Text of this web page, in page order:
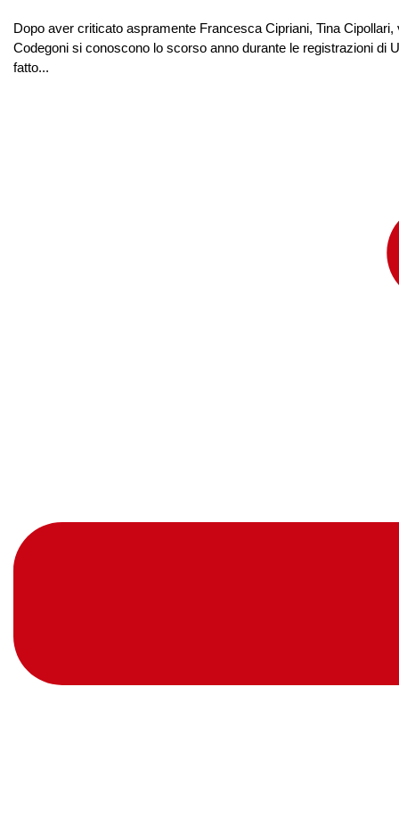
Dopo aver criticato aspramente Francesca Cipriani, Tina
Codegoni si conoscono lo scorso anno durante le registrazioni di
fatto...